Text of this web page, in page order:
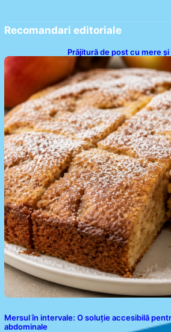
Recomandari editoriale
Prăjitură de post cu mere
Dulce pentru Postul
Mersul în intervale: O soluție accesibilă
abdominale